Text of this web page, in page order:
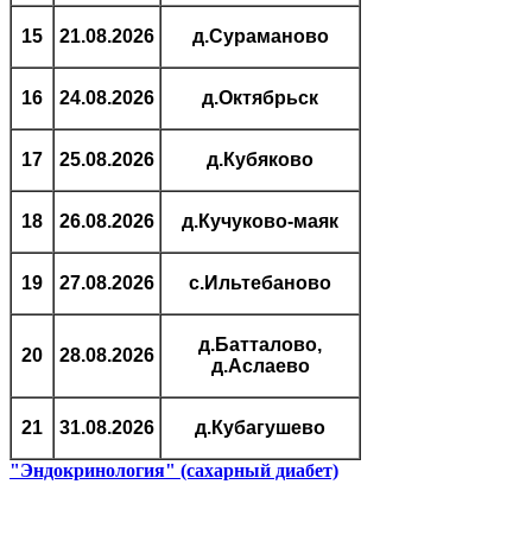
15 21.08.2026 д.Сураманово
16 24.08.2026 д.Октябрьск
17 25.08.2026 д.Кубяково
18 26.08.2026 д.Кучуково-маяк
19 27.08.2026 с.Ильтебаново
20 28.08.2026
д.Батталово,
д.Аслаево
21 31.08.2026 д.Кубагушево
"Эндокринология" (сахарный диабет)